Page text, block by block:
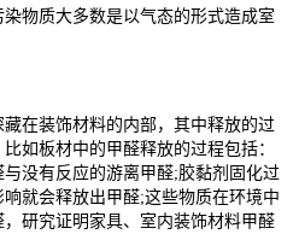
物质大多数是以气态的形式造成室
在装饰材料的内部，其中释放的过
如板材中的甲醛释放的过程包括：
没有反应的游离甲醛;胶黏剂固化过
就会释放出甲醛;这些物质在环境中
研究证明家具、室内装饰材料甲醛